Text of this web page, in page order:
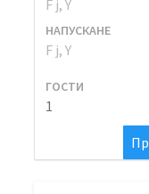
НАПУСКАНЕ
ГОСТИ